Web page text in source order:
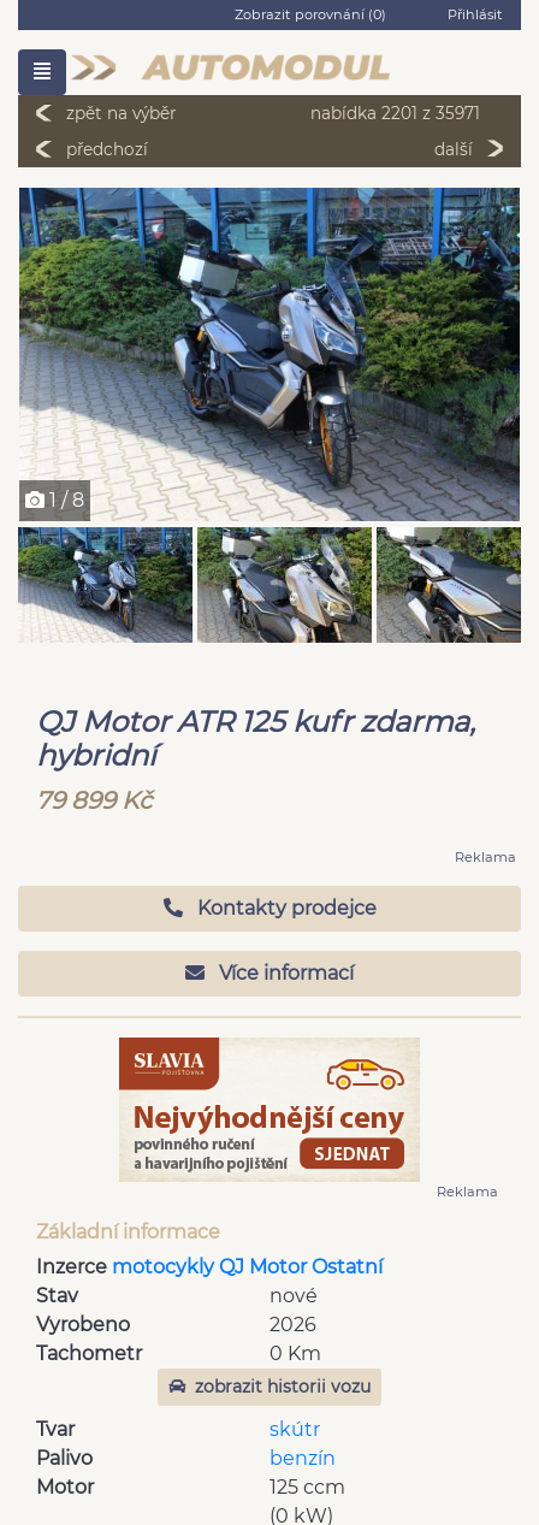
Zobrazit porovnání (0) Přihlásit
zpět na výběr
nabídka 2201 z 35971
předchozí
další
1 / 8
QJ Motor ATR 125 kufr zdarma,
hybridní
79 899 Kč
Reklama
Kontakty prodejce
Více informací
Reklama
Základní informace
Inzerce motocykly QJ Motor Ostatní
Stav
nové
Vyrobeno
2026
Tachometr
0 Km
zobrazit historii vozu
Tvar
skútr
Palivo
benzín
Motor
125 ccm
(0 kW)